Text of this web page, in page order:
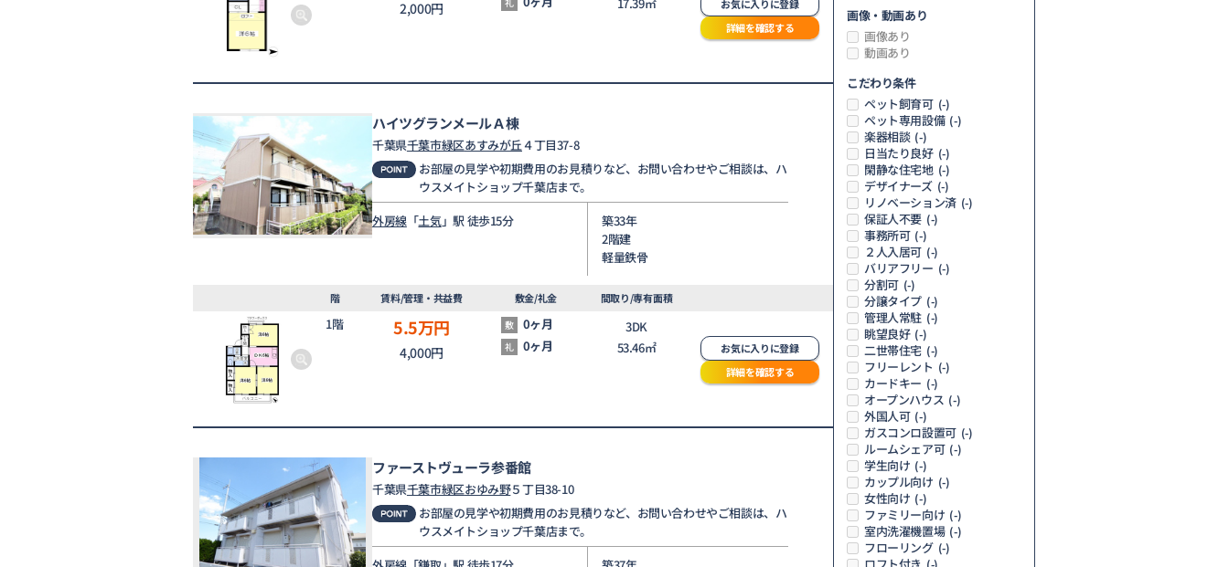
2,000円
お気に入りに登録
詳細を確認する
ハイツグランメールＡ棟
千葉県千葉市緑区あすみが丘４丁目37-8
お部屋の見学や初期費用のお見積りなど、お問い合わせやご相談は、ハ
ウスメイトショップ千葉店まで。
外房線「土気」駅 徒歩15分
築33年
2階建
軽量鉄骨
階 賃料/管理・共益費 敷金/礼金 間取り/専有面積
1階 5.5万円
4,000円
敷 0ヶ月
礼 0ヶ月
3DK
53.46㎡
お気に入りに登録
詳細を確認する
ファーストヴューラ参番館
千葉県千葉市緑区おゆみ野５丁目38-10
お部屋の見学や初期費用のお見積りなど、お問い合わせやご相談は、ハ
ウスメイトショップ千葉店まで。
画像・動画あり
画像あり
動画あり
こだわり条件
ペット飼育可 (-)
ペット専用設備 (-)
楽器相談 (-)
日当たり良好 (-)
閑静な住宅地 (-)
デザイナーズ (-)
リノベーション済 (-)
保証人不要 (-)
事務所可 (-)
２人入居可 (-)
バリアフリー (-)
分割可 (-)
分譲タイプ (-)
管理人常駐 (-)
眺望良好 (-)
二世帯住宅 (-)
フリーレント (-)
カードキー (-)
オープンハウス (-)
外国人可 (-)
ガスコンロ設置可 (-)
ルームシェア可 (-)
学生向け (-)
カップル向け (-)
女性向け (-)
ファミリー向け (-)
室内洗濯機置場 (-)
フローリング (-)
(-)